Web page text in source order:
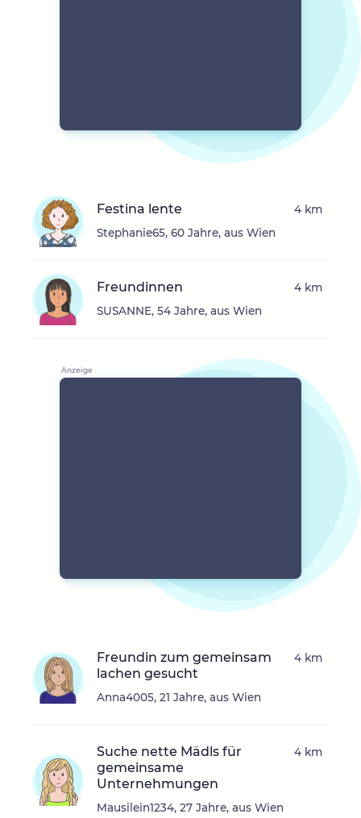
Festina lente
Stephanie65, 60 Jahre, aus Wien
4 km
Freundinnen
SUSANNE, 54 Jahre, aus Wien
4 km
Freundin zum gemeinsam
lachen gesucht
Anna4005, 21 Jahre, aus Wien
4 km
Suche nette Mädls für
gemeinsame
Unternehmungen
Mausilein1234, 27 Jahre, aus Wien
4 km